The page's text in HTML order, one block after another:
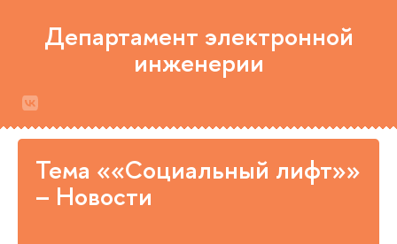
Департамент электронной
инженерии
Тема ««Социальный лифт»»
– Новости